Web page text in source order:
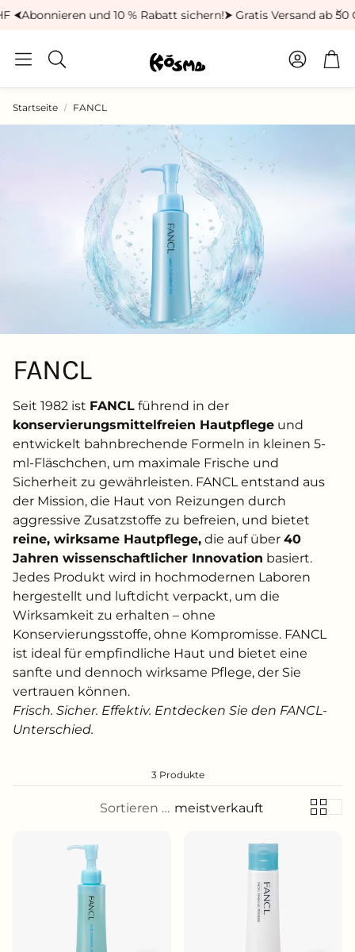
⮜Abonnieren und 10 % Rabatt sichern!⮞ Gratis Versand ab 50
Suche
Konto
Startseite FANCL
FANCL
Seit 1982 ist FANCL führend in der
konservierungsmittelfreien Hautpflege und
entwickelt bahnbrechende Formeln in kleinen 5-
ml-Fläschchen, um maximale Frische und
Sicherheit zu gewährleisten. FANCL entstand aus
der Mission, die Haut von Reizungen durch
aggressive Zusatzstoffe zu befreien, und bietet
reine, wirksame Hautpflege, die auf über 40
Jahren wissenschaftlicher Innovation basiert.
Jedes Produkt wird in hochmodernen Laboren
hergestellt und luftdicht verpackt, um die
Wirksamkeit zu erhalten – ohne
Konservierungsstoffe, ohne Kompromisse. FANCL
ist ideal für empfindliche Haut und bietet eine
sanfte und dennoch wirksame Pflege, der Sie
vertrauen können.
Frisch. Sicher. Effektiv. Entdecken Sie den FANCL-
Unterschied.
3 Produkte
Sortieren nach: meistverkauft